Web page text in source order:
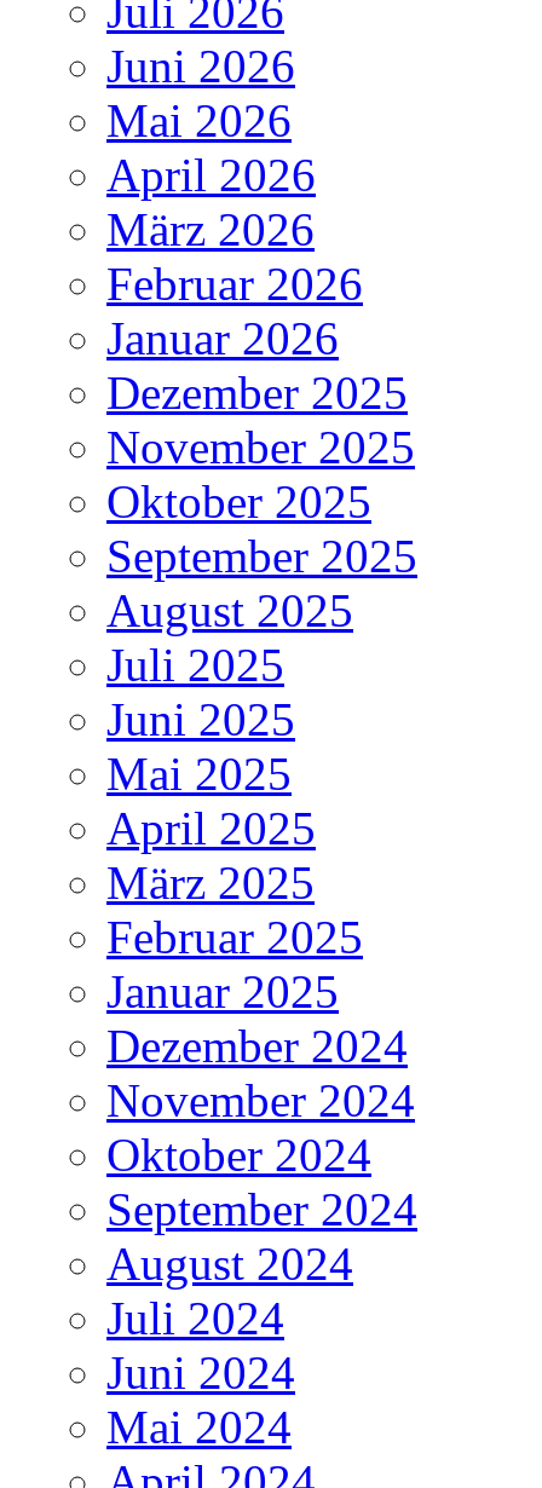
Juli 2026
Juni 2026
Mai 2026
April 2026
März 2026
Februar 2026
Januar 2026
Dezember 2025
November 2025
Oktober 2025
September 2025
August 2025
Juli 2025
Juni 2025
Mai 2025
April 2025
März 2025
Februar 2025
Januar 2025
Dezember 2024
November 2024
Oktober 2024
September 2024
August 2024
Juli 2024
Juni 2024
Mai 2024